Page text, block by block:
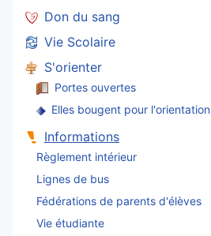
Don du sang
Vie Scolaire
S'orienter
Portes ouvertes
Elles bougent pour l'orientation
Informations
Règlement intérieur
Lignes de bus
Fédérations de parents d'élèves
Vie étudiante